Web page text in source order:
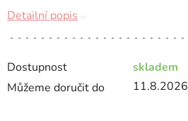
Dostupnost
skladem
Můžeme doručit do
11.8.2026
Detailní popis